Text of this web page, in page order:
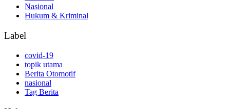
Nasional
Hukum & Kriminal
Label
covid-19
topik utama
Berita Otomotif
nasional
Tag Berita